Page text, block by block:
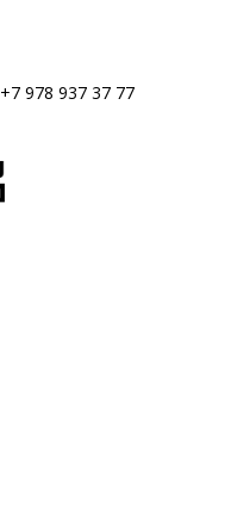
+7 978 937 37 77